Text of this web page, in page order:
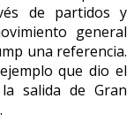
de partidos y
general
una referencia.
que dio el
salida de Gran